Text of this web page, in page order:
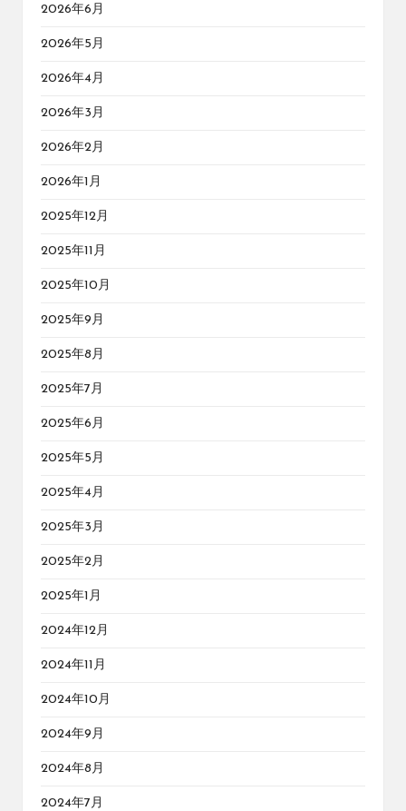
2026年6月
2026年5月
2026年4月
2026年3月
2026年2月
2026年1月
2025年12月
2025年11月
2025年10月
2025年9月
2025年8月
2025年7月
2025年6月
2025年5月
2025年4月
2025年3月
2025年2月
2025年1月
2024年12月
2024年11月
2024年10月
2024年9月
2024年8月
2024年7月